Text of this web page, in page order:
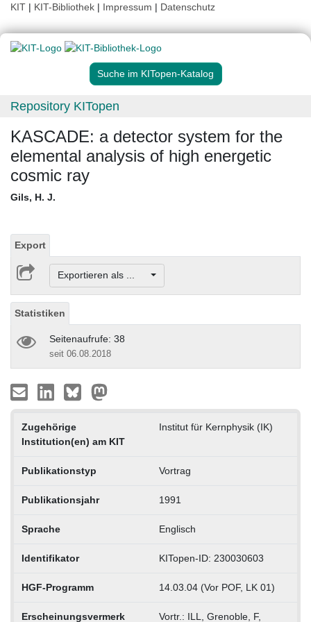
KIT | KIT-Bibliothek | Impressum | Datenschutz
Suche im KITopen-Katalog
Repository KITopen
KASCADE: a detector system for the
elemental analysis of high energetic
cosmic ray
Gils, H. J.
Export
Exportieren als ...
Statistiken
Seitenaufrufe: 38
seit 06.08.2018
Zugehörige
Institution(en) am KIT
Institut für Kernphysik (IK)
Publikationstyp Vortrag
Publikationsjahr 1991
Sprache Englisch
Identifikator KITopen-ID: 230030603
HGF-Programm 14.03.04 (Vor POF, LK 01)
Erscheinungsvermerk Vortr.: ILL, Grenoble, F,